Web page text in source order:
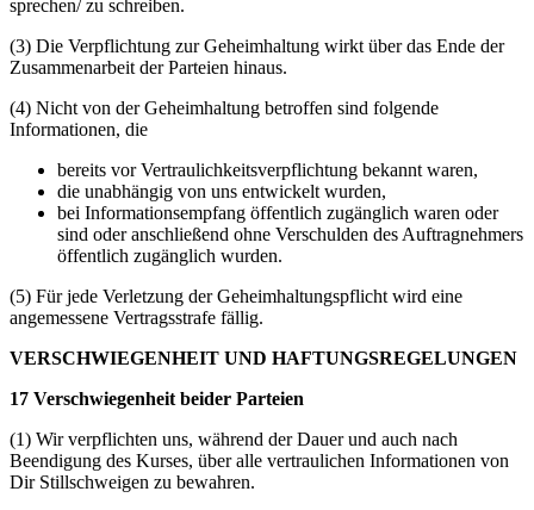
sprechen/ zu schreiben.
(3) Die Verpflichtung zur Geheimhaltung wirkt über das Ende der
Zusammenarbeit der Parteien hinaus.
(4) Nicht von der Geheimhaltung betroffen sind folgende
Informationen, die
bereits vor Vertraulichkeitsverpflichtung bekannt waren,
die unabhängig von uns entwickelt wurden,
bei Informationsempfang öffentlich zugänglich waren oder
sind oder anschließend ohne Verschulden des Auftragnehmers
öffentlich zugänglich wurden.
(5) Für jede Verletzung der Geheimhaltungspflicht wird eine
angemessene Vertragsstrafe fällig.
VERSCHWIEGENHEIT UND HAFTUNGSREGELUNGEN
17 Verschwiegenheit beider Parteien
(1) Wir verpflichten uns, während der Dauer und auch nach
Beendigung des Kurses, über alle vertraulichen Informationen von
Dir Stillschweigen zu bewahren.